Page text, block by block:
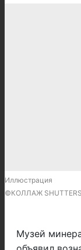
Иллюстрация
©КОЛЛАЖ
Музей